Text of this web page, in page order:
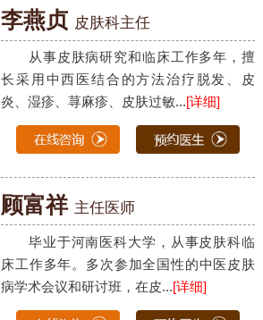
李燕贞 皮肤科主任
从事皮肤病研究和临床工作多年，擅
长采用中西医结合的方法治疗脱发、皮
炎、湿疹、荨麻疹、皮肤过敏...[详细]
顾富祥 主任医师
毕业于河南医科大学，从事皮肤科临
床工作多年。多次参加全国性的中医皮肤
病学术会议和研讨班，在皮...[详细]